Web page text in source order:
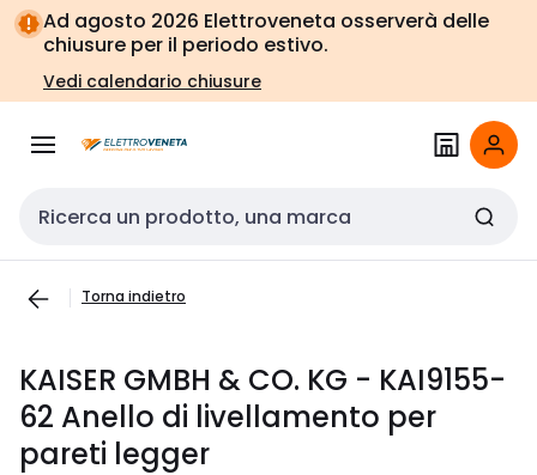
Vai alla
navigazione
Vai
alla
pagina
Ad agosto 2026 Elettroveneta osserverà delle
chiusure per il periodo estivo.
Vedi calendario chiusure
Cerca input
Torna indietro
KAISER GMBH & CO. KG - KAI9155-
62 Anello di livellamento per
pareti legger